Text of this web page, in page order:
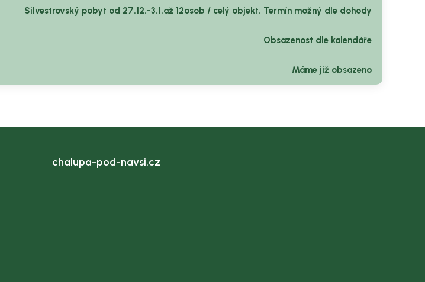
Silvestrovský pobyt od 27.12.-3.1.až 12osob / celý objekt. Termín možný dle dohody
Obsazenost dle kalendáře
Máme již obsazeno
chalupa-pod-navsi.cz